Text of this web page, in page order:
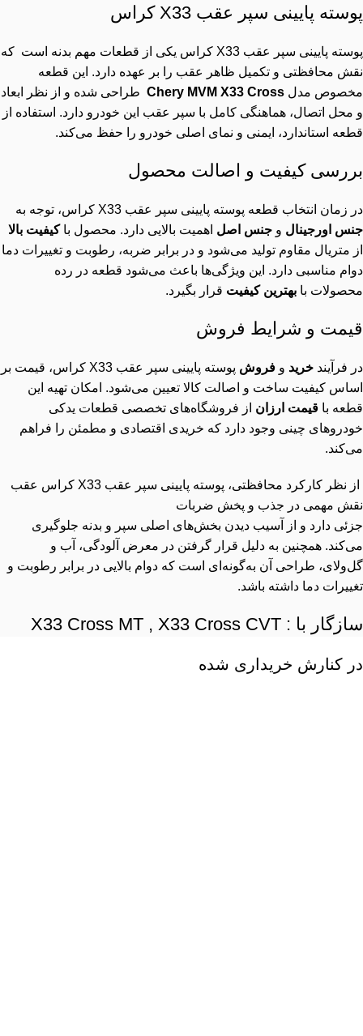
پوسته پایینی سپر عقب X33 کراس
پوسته پایینی سپر عقب X33 کراس یکی از قطعات مهم بدنه است که
نقش محافظتی و تکمیل ظاهر عقب را بر عهده دارد. این قطعه
مخصوص مدل Chery MVM X33 Cross طراحی شده و از نظر ابعاد
و محل اتصال، هماهنگی کامل با سپر عقب این خودرو دارد. استفاده از
قطعه استاندارد، ایمنی و نمای اصلی خودرو را حفظ می‌کند.
بررسی کیفیت و اصالت محصول
در زمان انتخاب قطعه پوسته پایینی سپر عقب X33 کراس، توجه به
جنس اورجینال و جنس اصل اهمیت بالایی دارد. محصول باکیفیت بالا
از متریال مقاوم تولید می‌شود و در برابر ضربه، رطوبت و تغییرات دما
دوام مناسبی دارد. این ویژگی‌ها باعث می‌شود قطعه در رده
محصولات با بهترین کیفیت قرار بگیرد.
قیمت و شرایط فروش
در فرآیند خرید و فروش
پوسته پایینی سپر عقب X33 کراس، قیمت بر
اساس کیفیت ساخت و اصالت کالا تعیین می‌شود. امکان تهیه این
قطعه با قیمت ارزان از فروشگاه‌های تخصصی قطعات یدکی
خودروهای چینی وجود دارد که خریدی اقتصادی و مطمئن را فراهم
می‌کند.
از نظر کارکرد محافظتی، پوسته پایینی سپر عقب X33 کراس عقب
نقش مهمی در جذب و پخش ضربات
جزئی دارد و از آسیب دیدن بخش‌های اصلی سپر و بدنه جلوگیری
می‌کند. همچنین به دلیل قرار گرفتن در معرض آلودگی، آب و
گل‌ولای، طراحی آن به‌گونه‌ای است که دوام بالایی در برابر رطوبت و
تغییرات دما داشته باشد.
سازگار با : X33 Cross MT , X33 Cross CVT
در کنارش خریداری شده